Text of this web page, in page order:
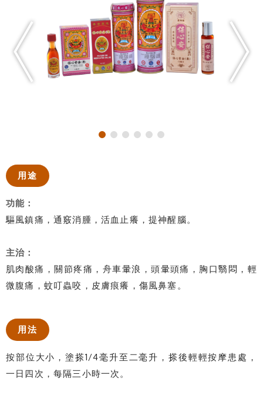
用途
功能：
驅風鎮痛，通竅消腫，活血止癢，提神醒腦。
主治：
肌肉酸痛，關節疼痛，舟車暈浪，頭暈頭痛，胸口翳悶，輕
微腹痛，蚊叮蟲咬，皮膚痕癢，傷風鼻塞。
用法
按部位大小，塗搽1/4毫升至二毫升，搽後輕輕按摩患處，
一日四次，每隔三小時一次。